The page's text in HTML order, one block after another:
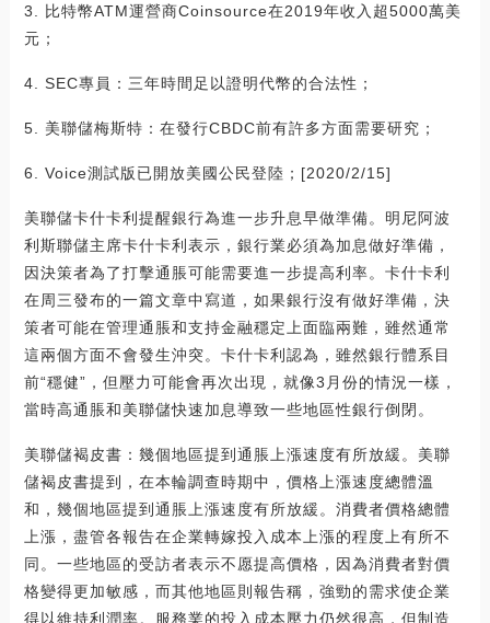
3. 比特幣ATM運營商Coinsource在2019年收入超5000萬美
元；
4. SEC專員：三年時間足以證明代幣的合法性；
5. 美聯儲梅斯特：在發行CBDC前有許多方面需要研究；
6. Voice測試版已開放美國公民登陸；[2020/2/15]
美聯儲卡什卡利提醒銀行為進一步升息早做準備。明尼阿波
利斯聯儲主席卡什卡利表示，銀行業必須為加息做好準備，
因決策者為了打擊通脹可能需要進一步提高利率。卡什卡利
在周三發布的一篇文章中寫道，如果銀行沒有做好準備，決
策者可能在管理通脹和支持金融穩定上面臨兩難，雖然通常
這兩個方面不會發生沖突。卡什卡利認為，雖然銀行體系目
前“穩健”，但壓力可能會再次出現，就像3月份的情況一樣，
當時高通脹和美聯儲快速加息導致一些地區性銀行倒閉。
美聯儲褐皮書：幾個地區提到通脹上漲速度有所放緩。美聯
儲褐皮書提到，在本輪調查時期中，價格上漲速度總體溫
和，幾個地區提到通脹上漲速度有所放緩。消費者價格總體
上漲，盡管各報告在企業轉嫁投入成本上漲的程度上有所不
同。一些地區的受訪者表示不愿提高價格，因為消費者對價
格變得更加敏感，而其他地區則報告稱，強勁的需求使企業
得以維持利潤率。服務業的投入成本壓力仍然很高，但制造